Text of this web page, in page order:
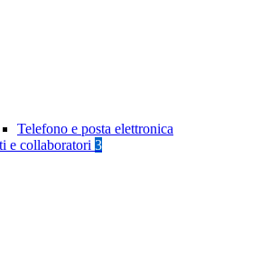
Telefono e posta elettronica
e collaboratori 3